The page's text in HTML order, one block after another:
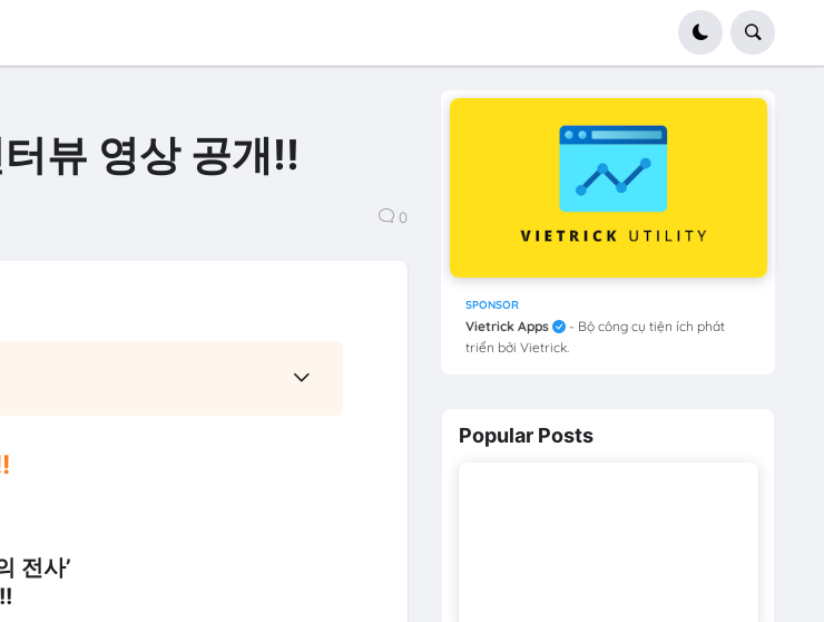
뷰 영상 공개!!
0
전사’
SPONSOR
Vietrick Apps
- Bộ công cụ tiện ích phát
triển bởi Vietrick.
Popular Posts